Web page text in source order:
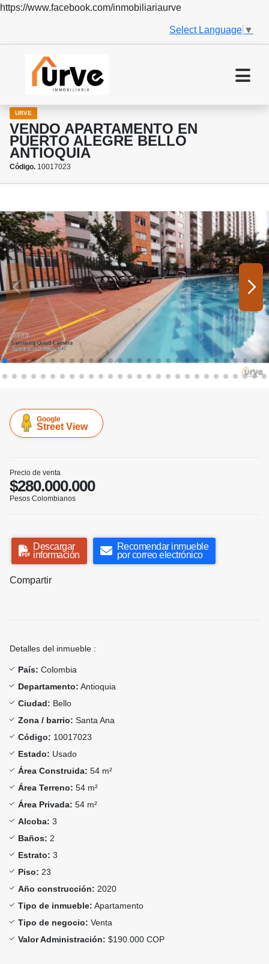
https://www.facebook.com/inmobiliariaurve
Select Language ▼
URVE
VENDO APARTAMENTO EN
PUERTO ALEGRE BELLO
ANTIOQUIA
Código. 10017023
Google
Street View
Precio de venta
$280.000.000
Pesos Colombianos
Descargar
información
Recomendar inmueble
por correo electrónico
Compartir
Detalles del inmueble :
País: Colombia
Departamento: Antioquia
Ciudad: Bello
Zona / barrio: Santa Ana
Código: 10017023
Estado: Usado
Área Construida: 54 m²
Área Terreno: 54 m²
Área Privada: 54 m²
Alcoba: 3
Baños: 2
Estrato: 3
Piso: 23
Año construcción: 2020
Tipo de inmueble: Apartamento
Tipo de negocio: Venta
Valor Administración: $190.000 COP